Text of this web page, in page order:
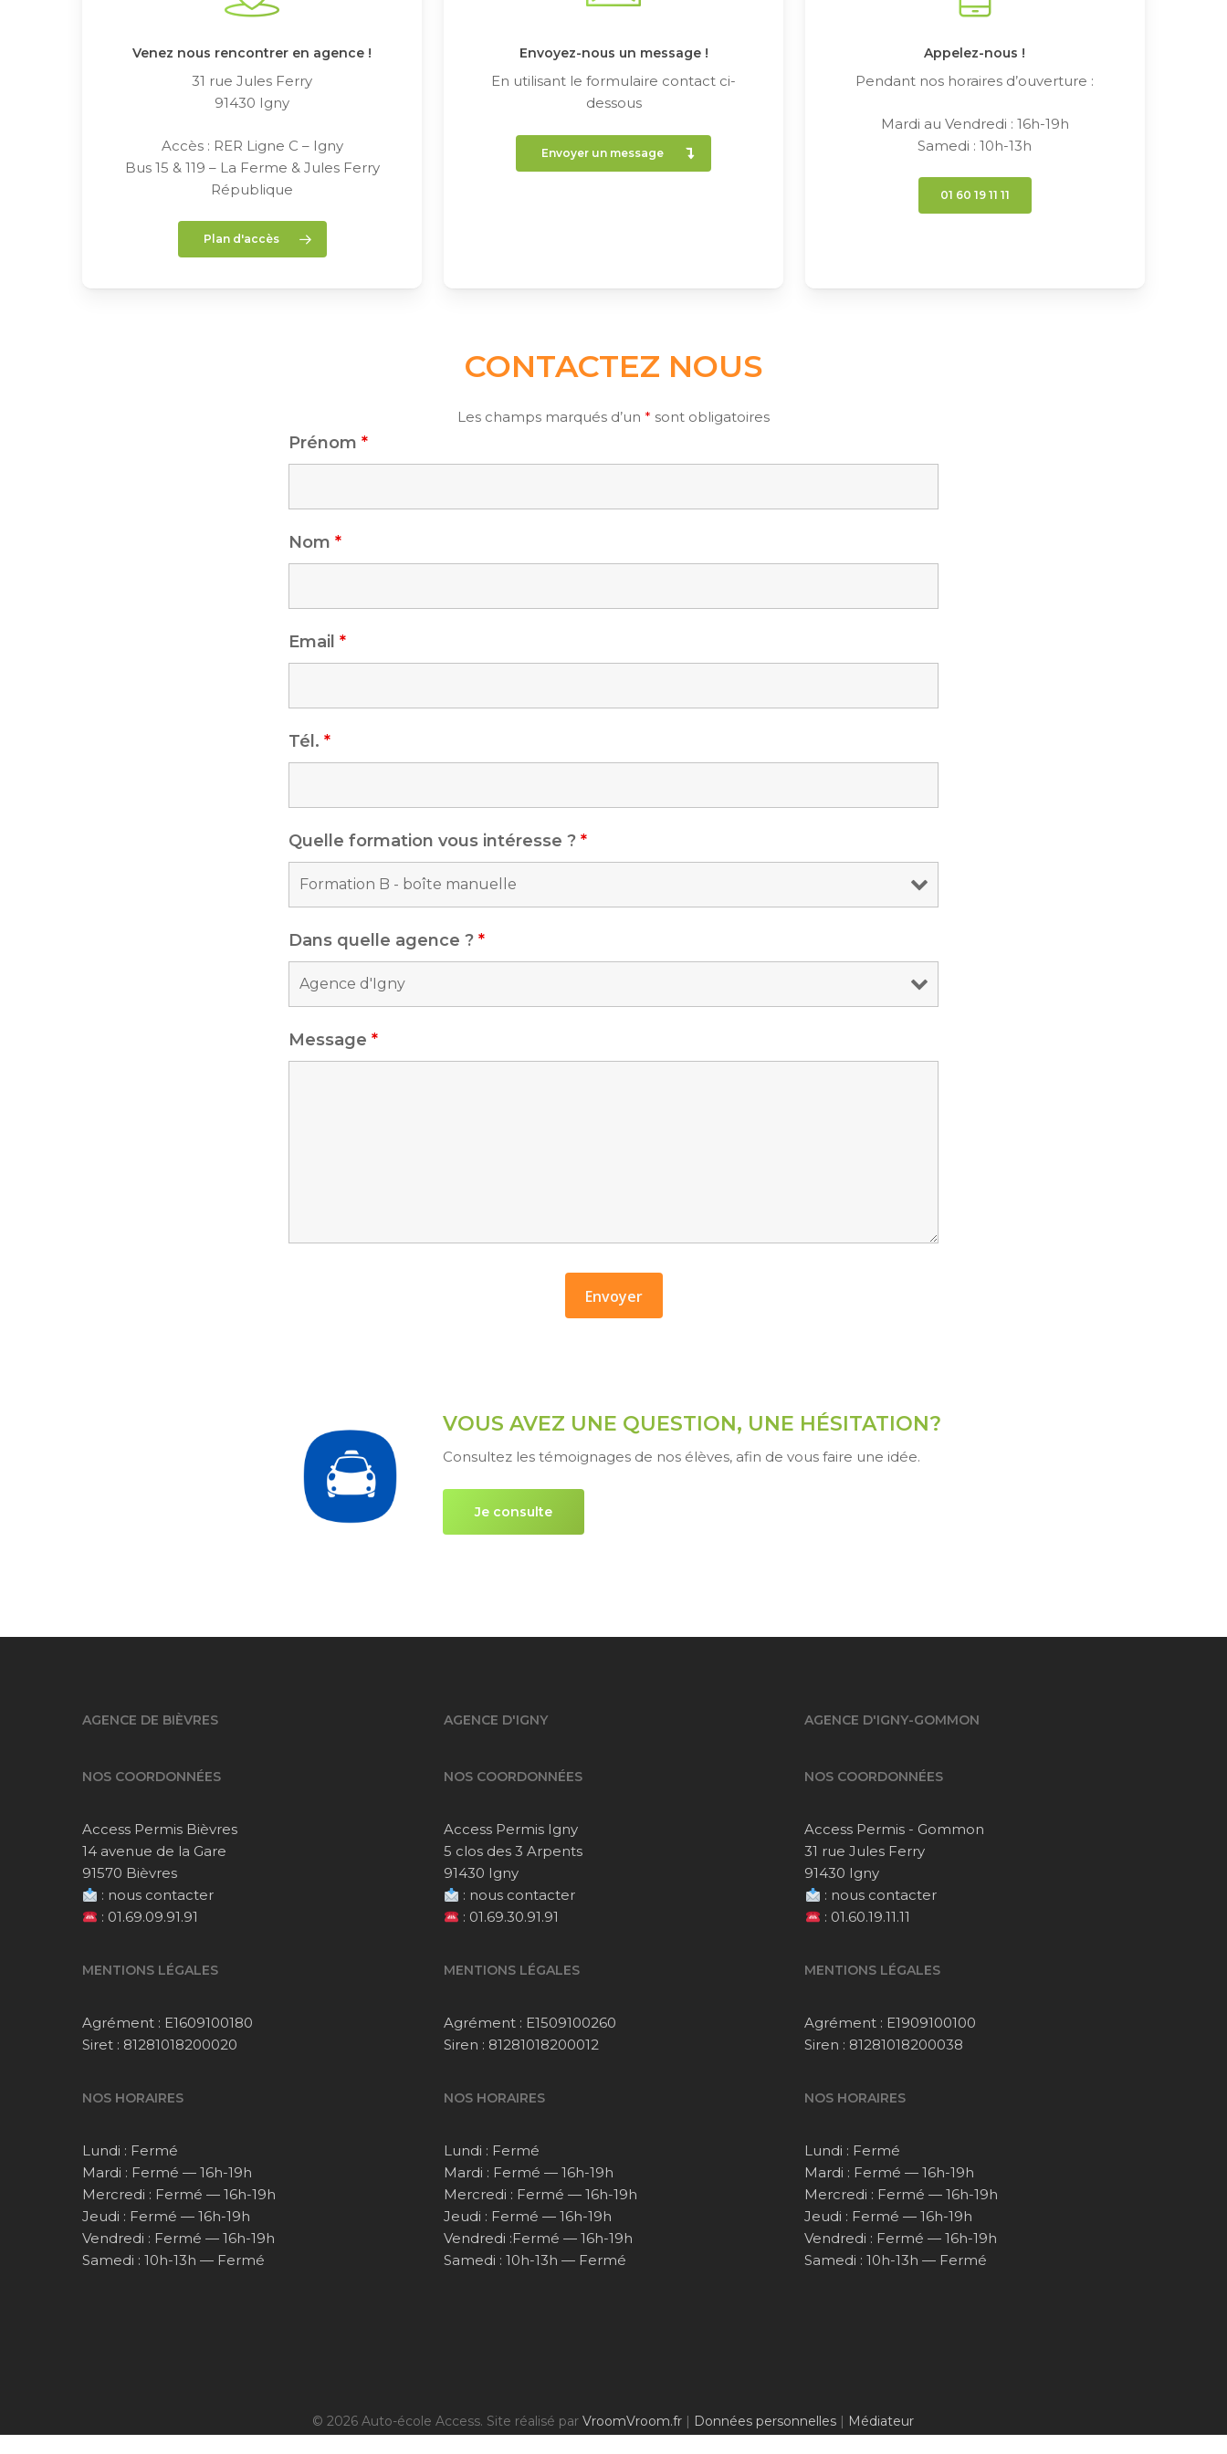
Venez nous rencontrer en agence !
31 rue Jules Ferry
91430 Igny
Accès : RER Ligne C – Igny
Bus 15 & 119 – La Ferme & Jules Ferry
République
Plan d'accès
Envoyez-nous un message !
En utilisant le formulaire contact ci-
dessous
Envoyer un message
Appelez-nous !
Pendant nos horaires d’ouverture :
Mardi au Vendredi : 16h-19h
Samedi : 10h-13h
01 60 19 11 11
CONTACTEZ NOUS
Les champs marqués d’un * sont obligatoires
Prénom*
Nom*
Email*
Tél.*
Quelle formation vous intéresse ?*
Dans quelle agence ?*
Message*
VOUS AVEZ UNE QUESTION, UNE HÉSITATION?
Consultez les témoignages de nos élèves, afin de vous faire une idée.
Je consulte
AGENCE DE BIÈVRES
NOS COORDONNÉES
Access Permis Bièvres
14 avenue de la Gare
91570 Bièvres
: nous contacter
: 01.69.09.91.91
MENTIONS LÉGALES
Agrément : E1609100180
Siret : 81281018200020
NOS HORAIRES
Lundi : Fermé
Mardi : Fermé — 16h-19h
Mercredi : Fermé — 16h-19h
Jeudi : Fermé — 16h-19h
Vendredi : Fermé — 16h-19h
Samedi : 10h-13h — Fermé
AGENCE D'IGNY
NOS COORDONNÉES
Access Permis Igny
5 clos des 3 Arpents
91430 Igny
: nous contacter
: 01.69.30.91.91
MENTIONS LÉGALES
Agrément : E1509100260
Siren : 81281018200012
NOS HORAIRES
Lundi : Fermé
Mardi : Fermé — 16h-19h
Mercredi : Fermé — 16h-19h
Jeudi : Fermé — 16h-19h
Vendredi :Fermé — 16h-19h
Samedi : 10h-13h — Fermé
AGENCE D'IGNY-GOMMON
NOS COORDONNÉES
Access Permis - Gommon
31 rue Jules Ferry
91430 Igny
: nous contacter
: 01.60.19.11.11
MENTIONS LÉGALES
Agrément : E1909100100
Siren : 81281018200038
NOS HORAIRES
Lundi : Fermé
Mardi : Fermé — 16h-19h
Mercredi : Fermé — 16h-19h
Jeudi : Fermé — 16h-19h
Vendredi : Fermé — 16h-19h
Samedi : 10h-13h — Fermé
© 2026 Auto-école Access. Site réalisé parVroomVroom.fr | Données personnelles | Médiateur